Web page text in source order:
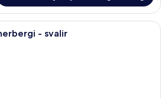
Superior-íbúð - 1 svefnherbergi -
- svalir